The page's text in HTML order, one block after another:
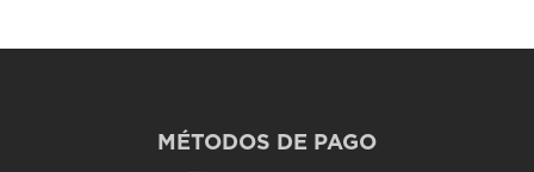
MÉTODOS DE PAGO